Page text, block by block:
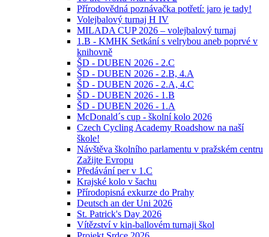
Přírodovědná poznávačka potřetí: jaro je tady!
Volejbalový turnaj H IV
MILADA CUP 2026 – volejbalový turnaj
1.B - KMHK Setkání s velrybou aneb poprvé v
knihovně
ŠD - DUBEN 2026 - 2.C
ŠD - DUBEN 2026 - 2.B, 4.A
ŠD - DUBEN 2026 - 2.A, 4.C
ŠD - DUBEN 2026 - 1.B
ŠD - DUBEN 2026 - 1.A
McDonald´s cup - školní kolo 2026
Czech Cycling Academy Roadshow na naší
škole!
Návštěva školního parlamentu v pražském centru
Zažijte Evropu
Předávání per v 1.C
Krajské kolo v šachu
Přírodopisná exkurze do Prahy
Deutsch an der Uni 2026
St. Patrick's Day 2026
Vítězství v kin-ballovém turnaji škol